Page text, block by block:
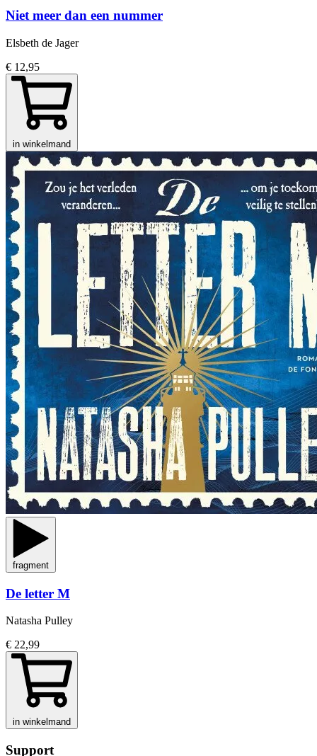
Niet meer dan een nummer
Elsbeth de Jager
€ 12,95
in winkelmand
fragment
De letter M
Natasha Pulley
€ 22,99
in winkelmand
Support